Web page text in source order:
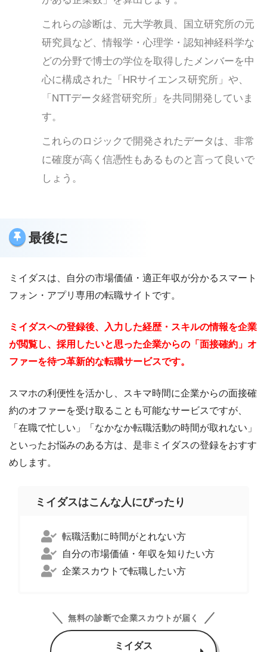
これらの診断は、元大学教員、国立研究所の元
研究員など、情報学・心理学・認知神経科学な
どの分野で博士の学位を取得したメンバーを中
心に構成された「HRサイエンス研究所」や、
「NTTデータ経営研究所」を共同開発していま
す。
これらのロジックで開発されたデータは、非常
に確度が高く信憑性もあるものと言って良いで
しょう。
最後に
ミイダスは、自分の市場価値・適正年収が分かるスマート
フォン・アプリ専用の転職サイトです。
ミイダスへの登録後、入力した経歴・スキルの情報を企業
が閲覧し、採用したいと思った企業からの「面接確約」オ
ファーを待つ革新的な転職サービスです。
スマホの利便性を活かし、スキマ時間に企業からの面接確
約のオファーを受け取ることも可能なサービスですが、
「在職で忙しい」「なかなか転職活動の時間が取れない」
といったお悩みのある方は、是非ミイダスの登録をおすす
めします。
ミイダスはこんな人にぴったり
転職活動に時間がとれない方
自分の市場価値・年収を知りたい方
企業スカウトで転職したい方
無料の診断で企業スカウトが届く
ミイダス